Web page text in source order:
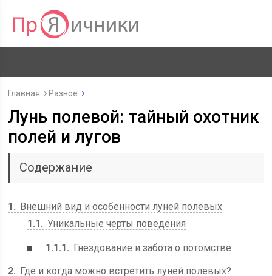
Главная Разное
Лунь полевой: тайный охотник
полей и лугов
Содержание
1
Внешний вид и особенности луней полевых
1.1
Уникальные черты поведения
1.1.1
Гнездование и забота о потомстве
2
Где и когда можно встретить луней полевых?